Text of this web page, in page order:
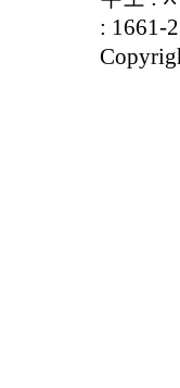
: 1661-